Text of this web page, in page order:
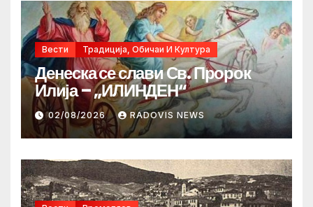
Вести Традиција, Обичаи И Култура
Денеска се слави Св. Пророк
Илија – „ИЛИНДЕН“
02/08/2026 RADOVIS NEWS